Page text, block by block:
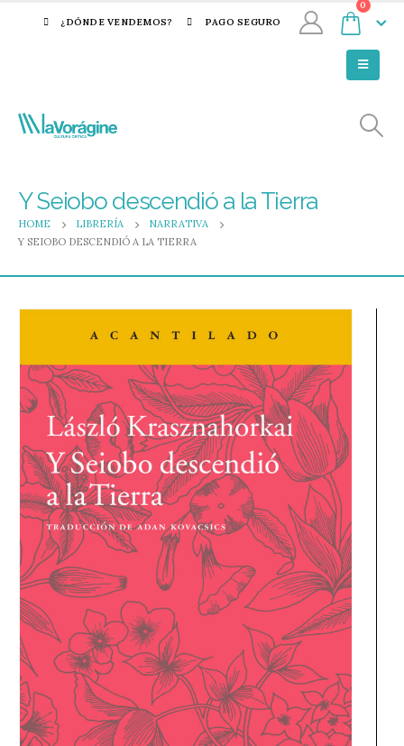
¿DÓNDE VENDEMOS? PAGO SEGURO
0
Y Seiobo descendió a la Tierra
HOME LIBRERÍA
NARRATIVA
Y SEIOBO DESCENDIÓ A LA TIERRA